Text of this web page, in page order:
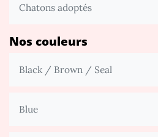
Chatons adoptés
Nos couleurs
Black / Brown / Seal
Blue